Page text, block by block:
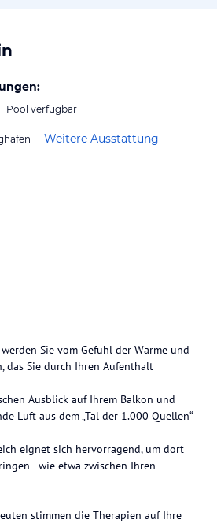
Pool verfügbar
Weitere Ausstattung
Sie vom Gefühl der Wärme und
das Sie durch Ihren Aufenthalt
Ausblick auf Ihrem Balkon und
Luft aus dem „Tal der 1.000 Quellen“
eignet sich hervorragend, um dort
- wie etwa zwischen Ihren
stimmen die Therapien auf Ihre